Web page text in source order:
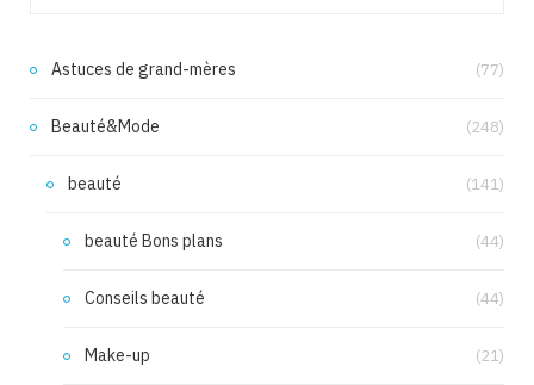
Astuces de grand-mères (77)
Beauté&Mode (248)
beauté (141)
beauté Bons plans (44)
Conseils beauté (44)
Make-up (21)